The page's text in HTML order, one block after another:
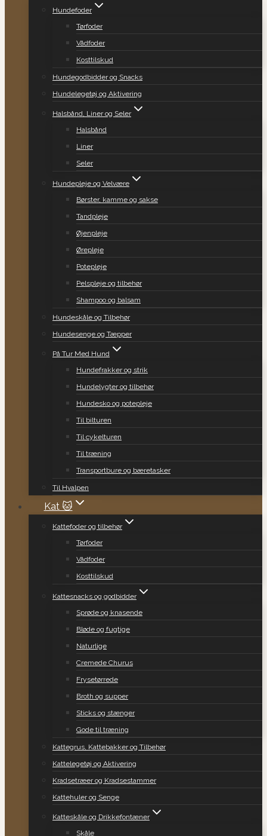
Hundefoder
Tørfoder
Vådfoder
Kosttilskud
Hundegodbidder og Snacks
Hundelegetøj og Aktivering
Halsbånd, Liner og Seler
Halsbånd
Liner
Seler
Hundepleje og Velvære
Børster, kamme og sakse
Tandpleje
Øjenpleje
Ørepleje
Potepleje
Pelspleje og tilbehør
Shampoo og balsam
Hundeskåle og Tilbehør
Hundesenge og Tæpper
På Tur Med Hund
Hundefrakker og strik
Hundelygter og tilbehør
Hundesko og potepleje
Til bilturen
Til cykelturen
Til træning
Transportbure og bæretasker
Til Hvalpen
Kat 🐱
Kattefoder og tilbehør
Tørfoder
Vådfoder
Kosttilskud
Kattesnacks og godbidder
Sprøde og knasende
Bløde og fugtige
Naturlige
Cremede Churus
Frysetørrede
Broth og supper
Sticks og stænger
Gode til træning
Kattegrus, Kattebakker og Tilbehør
Kattelegetøj og Aktivering
Kradsetræer og Kradsestammer
Kattehuler og Senge
Katteskåle og Drikkefontæner
Skåle